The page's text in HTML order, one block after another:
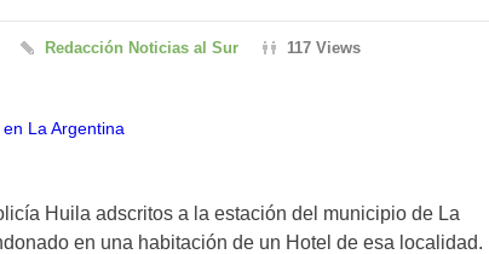
Redacción Noticias al Sur
117 Views
Huila adscritos a la estación del municipio de La
en una habitación de un Hotel de esa localidad.